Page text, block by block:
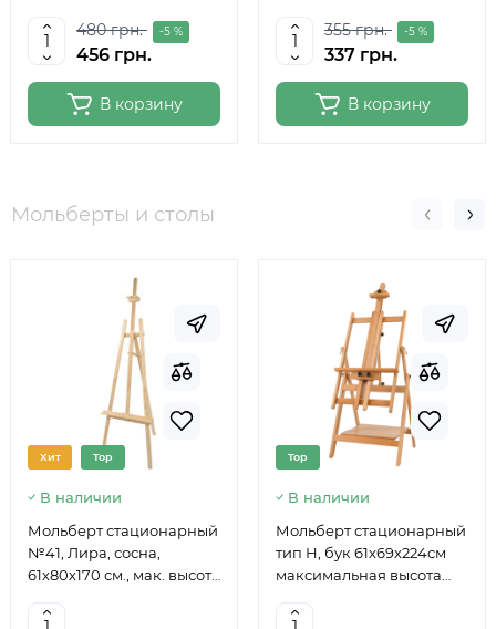
480 грн. -5 %
456 грн.
В корзину
355 грн. -5 %
337 грн.
В корзину
Мольберты и столы
Хит Top
В наличии
Мольберт стационарный
№41, Лира, сосна,
61х80х170 см., мак. высота
Studio
Top
В наличии
Мольберт стационарный
тип Н, бук 61x69x224см
максимальная высота
6059